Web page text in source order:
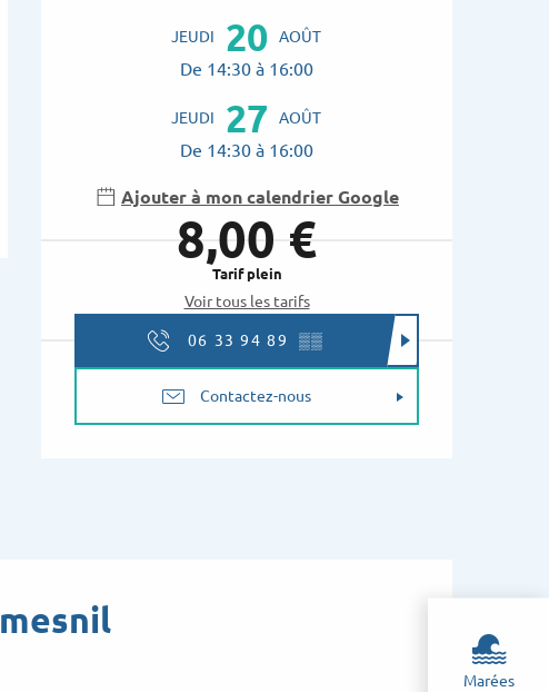
Marées
JEUDI 20 AOÛT
De 14:30 à 16:00
JEUDI 27 AOÛT
De 14:30 à 16:00
Ajouter à mon calendrier Google
8,00 €
Tarif plein
Voir tous les tarifs
06 33 94 89 ▒▒
Contactez-nous